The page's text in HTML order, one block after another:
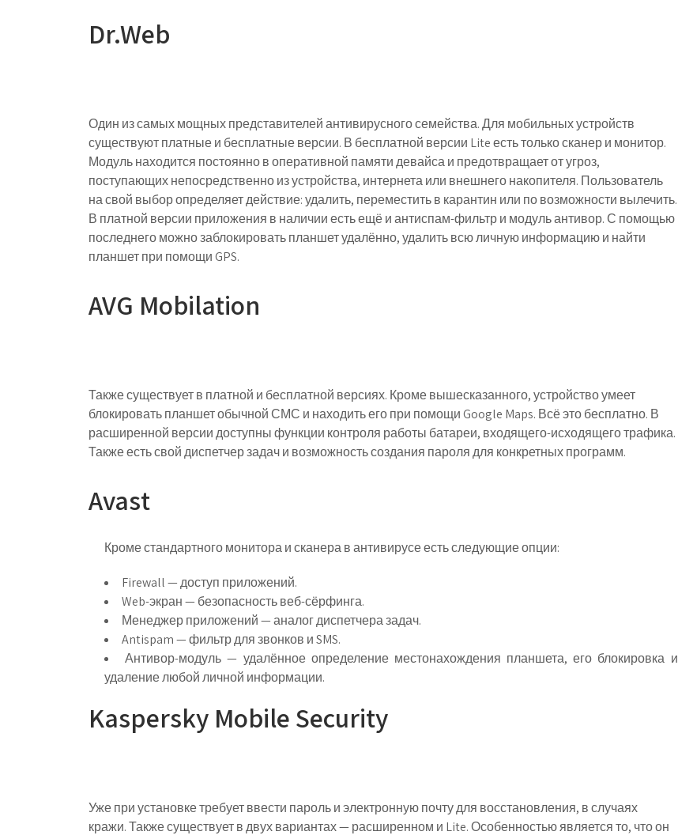
Dr.Web
Один из самых мощных представителей антивирусного семейства. Для мобильных устройств
существуют платные и бесплатные версии. В бесплатной версии Lite есть только сканер и монитор.
Модуль находится постоянно в оперативной памяти девайса и предотвращает от угроз,
поступающих непосредственно из устройства, интернета или внешнего накопителя. Пользователь
на свой выбор определяет действие: удалить, переместить в карантин или по возможности вылечить.
В платной версии приложения в наличии есть ещё и антиспам-фильтр и модуль антивор. С помощью
последнего можно заблокировать планшет удалённо, удалить всю личную информацию и найти
планшет при помощи GPS.
AVG Mobilation
Также существует в платной и бесплатной версиях. Кроме вышесказанного, устройство умеет
блокировать планшет обычной СМС и находить его при помощи Google Maps. Всё это бесплатно. В
расширенной версии доступны функции контроля работы батареи, входящего-исходящего трафика.
Также есть свой диспетчер задач и возможность создания пароля для конкретных программ.
Avast
Кроме стандартного монитора и сканера в антивирусе есть следующие опции:
Firewall — доступ приложений.
Web-экран — безопасность веб-сёрфинга.
Менеджер приложений — аналог диспетчера задач.
Antispam — фильтр для звонков и SMS.
Антивор-модуль — удалённое определение местонахождения планшета, его блокировка и
удаление любой личной информации.
Kaspersky Mobile Security
Уже при установке требует ввести пароль и электронную почту для восстановления, в случаях
кражи. Также существует в двух вариантах — расширенном и Lite. Особенностью является то, что он